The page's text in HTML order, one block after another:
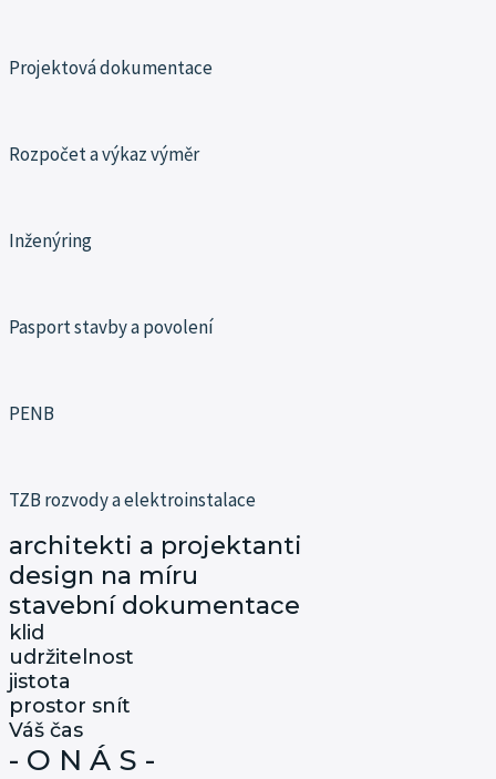
Projektová dokumentace
Rozpočet a výkaz výměr
Inženýring
Pasport stavby a povolení
PENB
TZB rozvody a elektroinstalace
architekti a projektanti
design na míru
stavební dokumentace
klid
udržitelnost
jistota
prostor snít
Váš čas
- O N Á S -